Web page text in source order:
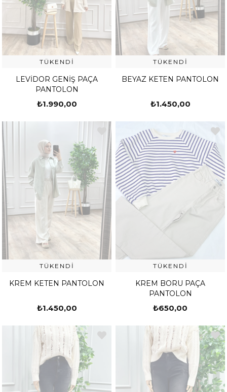
TÜKENDI
LEVİDOR GENİŞ PAÇA
PANTOLON
₺1.990,00
TÜKENDI
BEYAZ KETEN PANTOLON
₺1.450,00
TÜKENDI
KREM KETEN PANTOLON
₺1.450,00
TÜKENDI
KREM BORU PAÇA
PANTOLON
₺650,00